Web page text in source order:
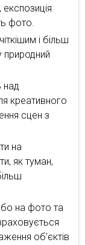
експозиція
фото.
і більш
природний
над
креативного
сцен з
на
як туман,
на фото та
об’єктів